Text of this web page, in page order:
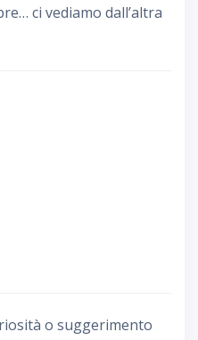
ci vediamo dall’altra
o suggerimento